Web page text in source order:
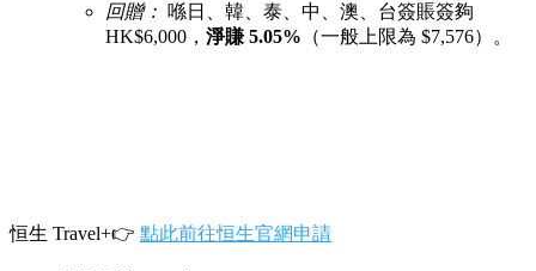
回贈： 喺日、韓、泰、中、澳、台簽賬簽夠
HK$6,000， 淨賺 5.05% （一般上限為 $7,576）。
恒生 Travel+👉 點此前往恒生官網申請